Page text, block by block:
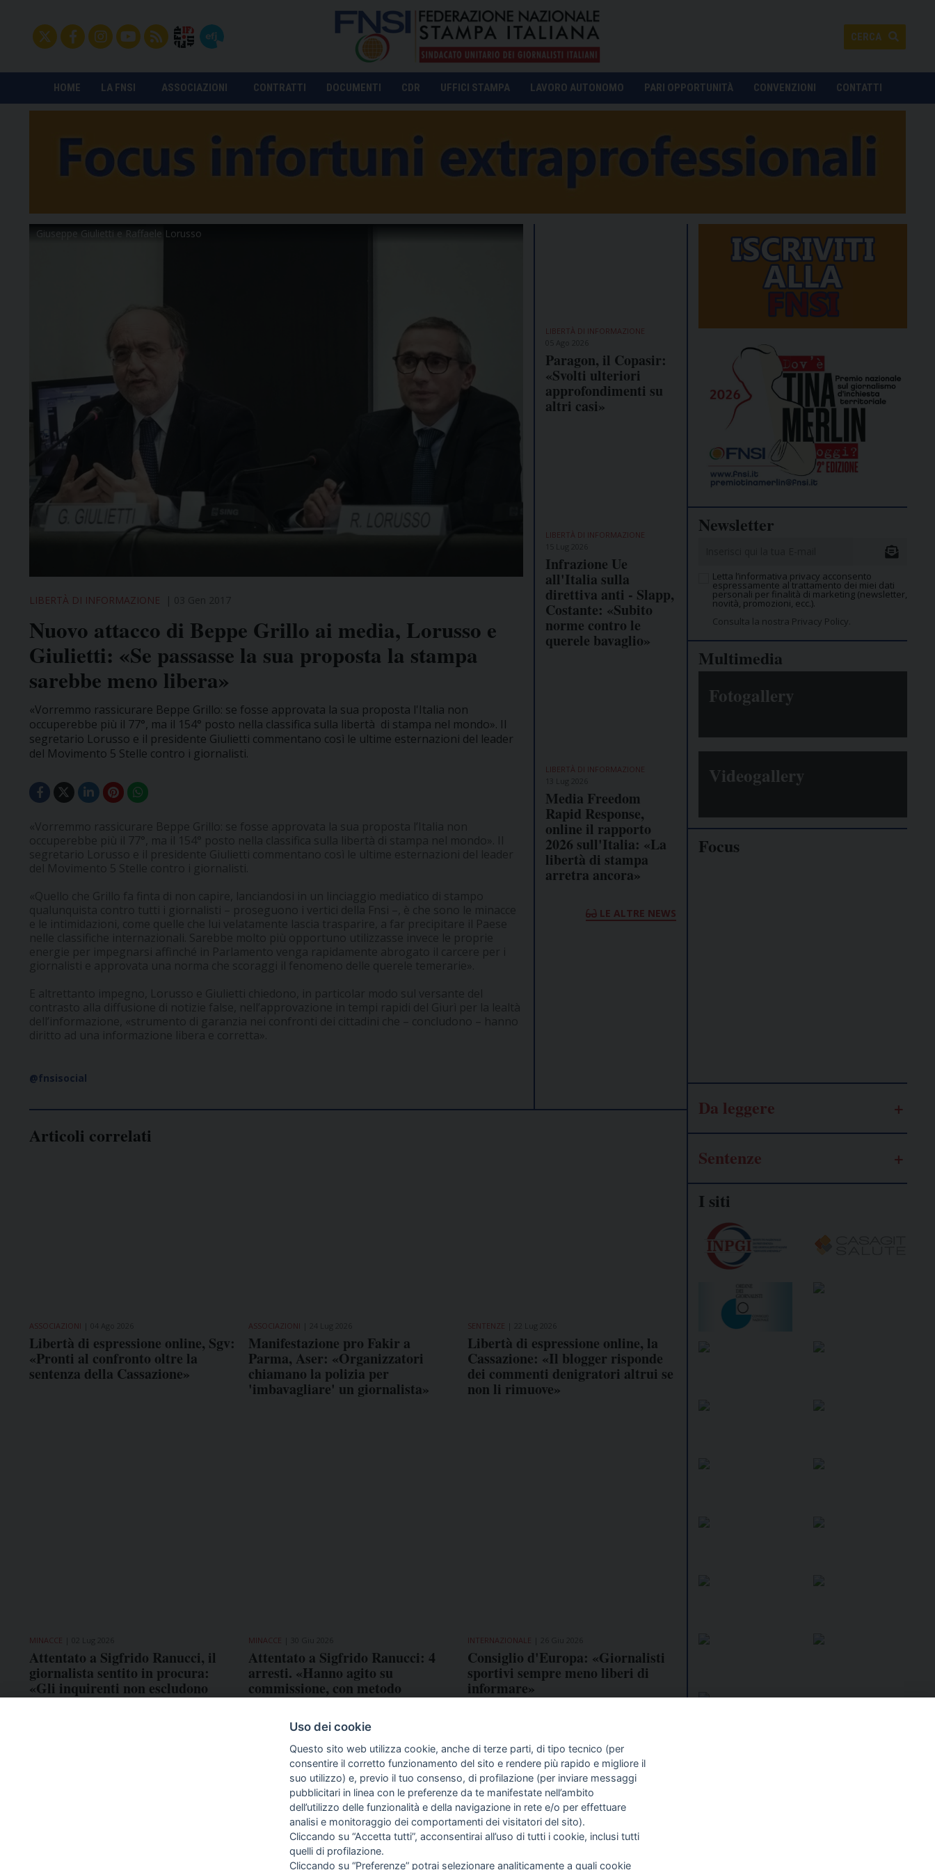
CERCA
HOME LA FNSI ASSOCIAZIONI CONTRATTI DOCUMENTI CDR UFFICI STAMPA LAVORO AUTONOMO PARI OPPORTUNITÀ CONVENZIONI CONTATTI
Giuseppe Giulietti e Raffaele Lorusso
LIBERTÀ DI INFORMAZIONE
Nuovo attacco di Beppe Grillo ai media, Lorusso e
Giulietti: «Se passasse la sua proposta la stampa
sarebbe meno libera»
«Vorremmo rassicurare Beppe Grillo: se fosse approvata la sua proposta l'Italia non
occuperebbe più il 77°, ma il 154° posto nella classifica sulla libertà di stampa nel mondo». Il
segretario Lorusso e il presidente Giulietti commentano così le ultime esternazioni del leader
del Movimento 5 Stelle contro i giornalisti.
@fnsisocial
LIBERTÀ DI INFORMAZIONE
Paragon, il Copasir:
«Svolti ulteriori
approfondimenti su
altri casi»
LIBERTÀ DI INFORMAZIONE
Infrazione Ue
all'Italia sulla
direttiva anti - Slapp,
Costante: «Subito
norme contro le
querele bavaglio»
LIBERTÀ DI INFORMAZIONE
Media Freedom
Rapid Response,
online il rapporto
2026 sull'Italia: «La
libertà di stampa
arretra ancora»
LE ALTRE NEWS
Articoli correlati
ASSOCIAZIONI
Libertà di espressione online, Sgv:
«Pronti al confronto oltre la
sentenza della Cassazione»
ASSOCIAZIONI
Manifestazione pro Fakir a
Parma, Aser: «Organizzatori
chiamano la polizia per
'imbavagliare' un giornalista»
SENTENZE
Libertà di espressione online, la
Cassazione: «Il blogger risponde
dei commenti denigratori altrui se
non li rimuove»
MINACCE
Attentato a Sigfrido Ranucci, il
giornalista sentito in procura:
«Gli inquirenti non escludono
alcuna pista»
MINACCE
Attentato a Sigfrido Ranucci: 4
arresti. «Hanno agito su
commissione, con metodo
mafioso». Fnsi pronta a costituirsi
parte civile
INTERNAZIONALE
Consiglio d'Europa: «Giornalisti
sportivi sempre meno liberi di
informare»
Newsletter
Letta l’informativa privacy acconsento
espressamente al trattamento dei miei dati
personali per finalità di marketing (newsletter,
novità, promozioni, ecc.).
Consulta la nostra Privacy Policy.
Multimedia
Fotogallery
Videogallery
Focus
Da leggere
Sentenze
I siti
COME TI SENTI?
INTELLIGENZA
Uso dei cookie
Questo sito web utilizza cookie, anche di terze parti, di tipo tecnico (per
consentire il corretto funzionamento del sito e rendere più rapido e migliore il
suo utilizzo) e, previo il tuo consenso, di profilazione (per inviare messaggi
pubblicitari in linea con le preferenze da te manifestate nell’ambito
dell’utilizzo delle funzionalità e della navigazione in rete e/o per effettuare
analisi e monitoraggio dei comportamenti dei visitatori del sito).
Cliccando su “Accetta tutti”, acconsentirai all’uso di tutti i cookie, inclusi tutti
quelli di profilazione.
Cliccando su “Preferenze” potrai selezionare analiticamente a quali cookie